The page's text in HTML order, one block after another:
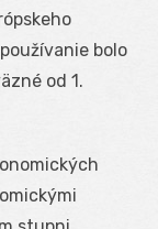
bolo
od 1.